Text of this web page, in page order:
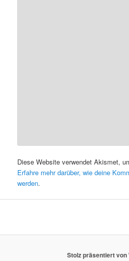
Diese Website verwendet Akismet,
Erfahre mehr darüber, wie deine
werden.
Stolz präsentiert von